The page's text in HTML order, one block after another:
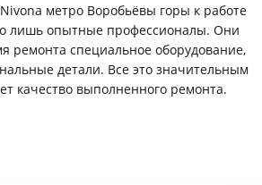
метро Воробьёвы горы к работе
лишь опытные профессионалы. Они
ремонта специальное оборудование,
детали. Все это значительным
качество выполненного ремонта.